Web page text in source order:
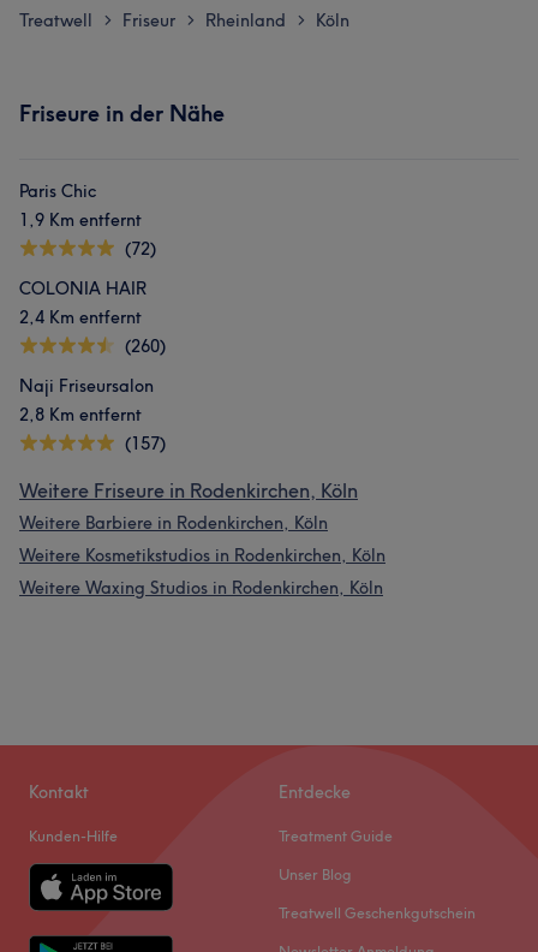
Treatwell > Friseur > Rheinland > Köln
Friseure in der Nähe
Paris Chic
1,9 Km entfernt
(72)
COLONIA HAIR
2,4 Km entfernt
(260)
Naji Friseursalon
2,8 Km entfernt
(157)
Weitere Friseure in Rodenkirchen, Köln
Weitere Barbiere in Rodenkirchen, Köln
Weitere Kosmetikstudios in Rodenkirchen, Köln
Weitere Waxing Studios in Rodenkirchen, Köln
Kontakt
Kunden-Hilfe
Entdecke
Treatment Guide
Unser Blog
Treatwell Geschenkgutschein